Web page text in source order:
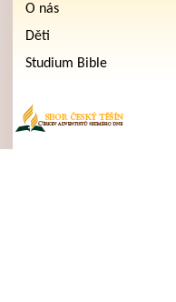
O nás
Děti
Studium Bible